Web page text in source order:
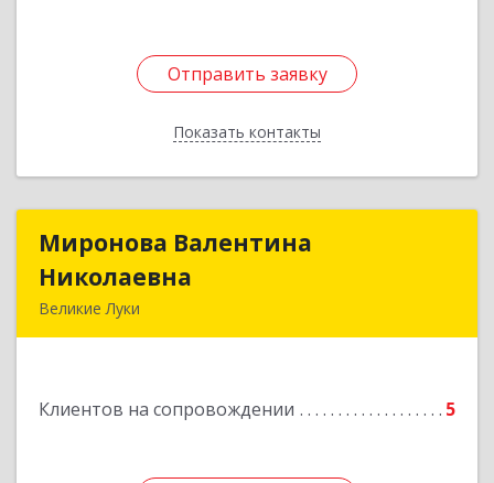
Отправить заявку
Показать контакты
Отправить заявку
Назад
Миронова Валентина
Николаевна
Великие Луки
Клиентов на сопровождении 5
Миронова Валентина